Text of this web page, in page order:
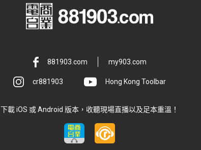
881903.com my903.com
cr881903 Hong Kong Toolbar
下載 iOS 或 Android 版本，收聽現場直播以及足本重溫！